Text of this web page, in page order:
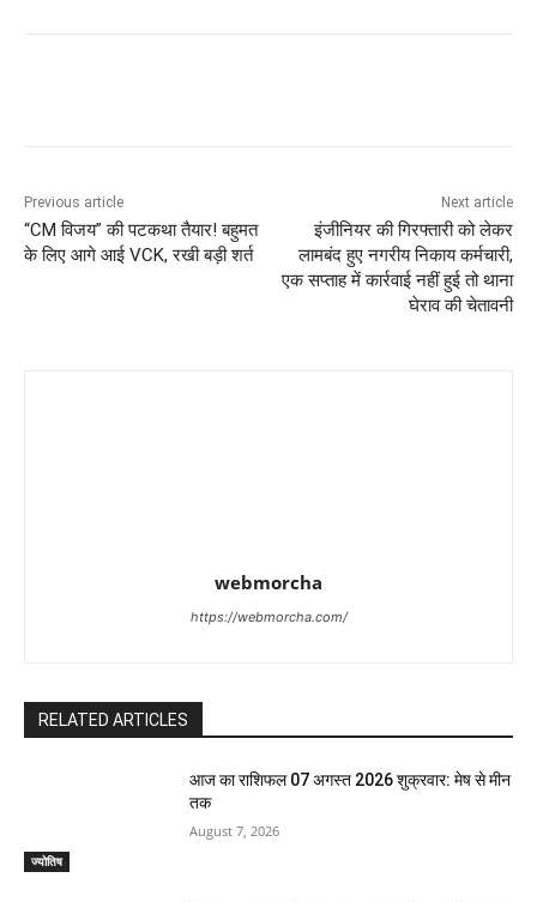
Previous article
“CM विजय” की पटकथा तैयार! बहुमत
के लिए आगे आई VCK, रखी बड़ी शर्त
Next article
इंजीनियर की गिरफ्तारी को लेकर
लामबंद हुए नगरीय निकाय कर्मचारी,
एक सप्ताह में कार्रवाई नहीं हुई तो थाना
घेराव की चेतावनी
webmorcha
https://webmorcha.com/
RELATED ARTICLES
ज्योतिष
आज का राशिफल 07 अगस्त 2026 शुक्रवार: मेष से मीन
तक
August 7, 2026